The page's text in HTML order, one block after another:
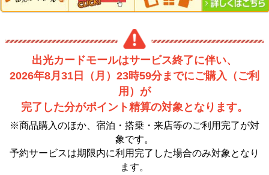
出光カードモールはサービス終了に伴い、
2026年8月31日（月）23時59分までにご購入（ご利
用）が
完了した分がポイント精算の対象となります。
※商品購入のほか、宿泊・搭乗・来店等のご利用完了が対
象です。
予約サービスは期限内に利用完了した場合のみ対象となり
ます。